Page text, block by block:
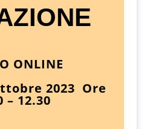
ONLINE
2023 Ore
– 12.30